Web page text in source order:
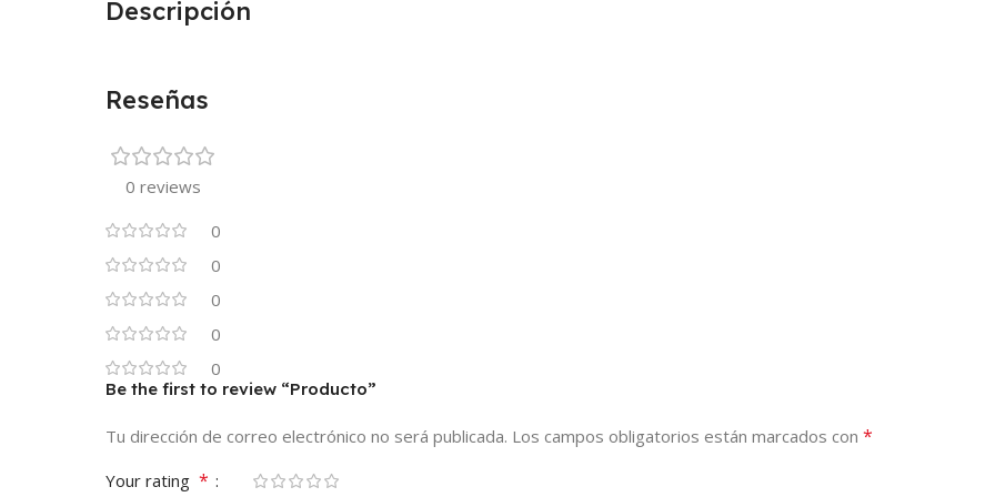
Descripción
Reseñas
0 reviews
0
0
0
0
0
Be the first to review “Producto”
Tu dirección de correo electrónico no será publicada. Los campos obligatorios están marcados con *
Your rating *